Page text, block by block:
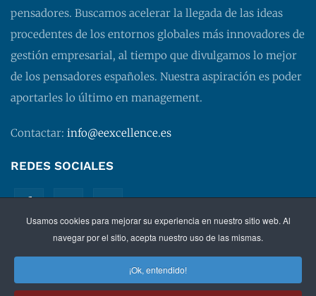
Usamos cookies para mejorar su experiencia en nuestro sitio web. Al
navegar por el sitio, acepta nuestro uso de las mismas.
¡Ok, entendido!
pensadores. Buscamos acelerar la llegada de las ideas
procedentes de los entornos globales más innovadores de
gestión empresarial, al tiempo que divulgamos lo mejor
de los pensadores españoles. Nuestra aspiración es poder
aportarles lo último en management.
Contactar: info@eexcellence.es
REDES SOCIALES
©2026 EXECUTIVE EXCELLENCE.Managementpara